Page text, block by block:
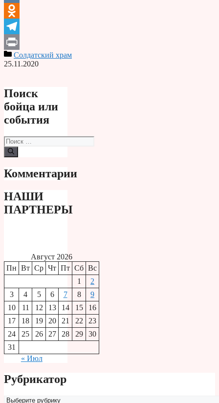
VK
Odnoklassniki
Telegram
PrintСолдатский храм
25.11.2020
Поиск
бойца или
события
Поиск:
Комментарии
НАШИ
ПАРТНЕРЫ
Август 2026
Пн Вт Ср Чт Пт Сб Вс
1
2
3
4 5 6 7 8
9
10
11 12 13 14 15
16
17
18 19 20 21 22
23
24
25 26 27 28 29
30
31
« Июл
Рубрикатор
Рубрикатор